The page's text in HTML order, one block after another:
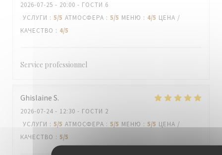
2026-07-25 - 20:00 - ГОСТИ 6
УСЛУГИ : 5/5 АТМОСФЕРА : 5/5 МЕНЮ : 4/5 ЦЕНА /
КАЧЕСТВО : 4/5
Service professionnel
Ghislaine S
2026-07-24 - 12:30 - ГОСТИ 2
УСЛУГИ : 5/5 АТМОСФЕРА : 5/5 МЕНЮ : 5/5 ЦЕНА /
КАЧЕСТВО : 5/5